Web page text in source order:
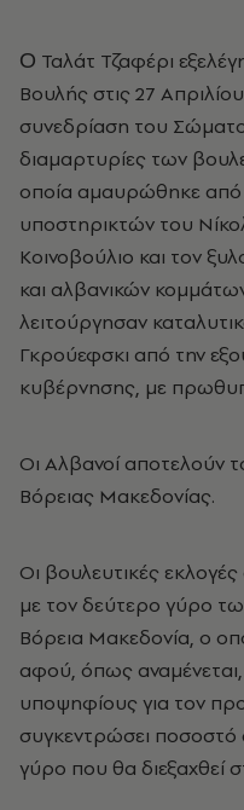
О Ταλάτ Τζαφέρι
Βουλής στις 27
συνεδρίαση του
διαμαρτυρίες των
οποία αμαυρώθηκε από
υποστηρικτών του
Κοινοβούλιο και τον
και αλβανικών
λειτούργησαν
Γκρούεφσκι από την
κυβέρνησης, με
Οι Αλβανοί αποτελούν
Βόρειας Μακεδονίας.
Οι βουλευτικές
με τον δεύτερο γύρο
Βόρεια Μακεδονία, ο
αφού, όπως
υποψηφίους για τον
συγκεντρώσει
γύρο που θα διεξαχθεί